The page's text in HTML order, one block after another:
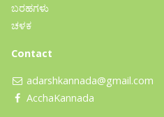
ಬರಹಗಳು
ಚಳಕ
Contact
adarshkannada@gmail.com
AcchaKannada